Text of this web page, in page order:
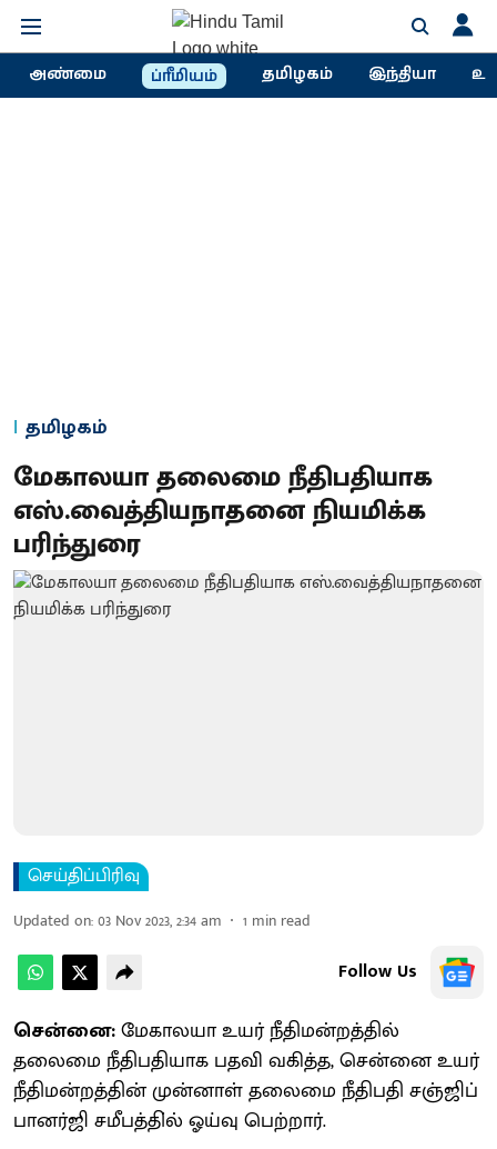
அண்மை ப்ரீமியம் தமிழகம் இந்தியா
தமிழகம்
மேகாலயா தலைமை நீதிபதியாக
எஸ்.வைத்தியநாதனை நியமிக்க
பரிந்துரை
செய்திப்பிரிவு
Updated on:03 Nov 2023, 2:34 am 1 min read
Follow Us
சென்னை:மேகாலயா உயர் நீதிமன்றத்தில்
தலைமை நீதிபதியாக பதவி வகித்த, சென்னை உயர்
நீதிமன்றத்தின் முன்னாள் தலைமை நீதிபதி சஞ்ஜிப்
பானர்ஜி சமீபத்தி்ல் ஓய்வு பெற்றார்.